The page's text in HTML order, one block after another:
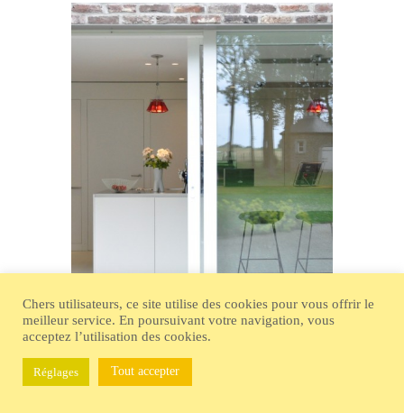
AGAT-012
Chers utilisateurs, ce site utilise des cookies pour vous offrir le
meilleur service. En poursuivant votre navigation, vous
acceptez l’utilisation des cookies.
Réglages Tout accepter